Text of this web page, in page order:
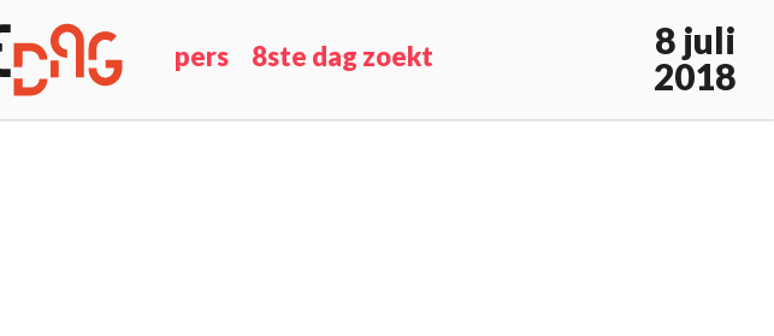
pers 8ste dag zoekt
8 juli
2018